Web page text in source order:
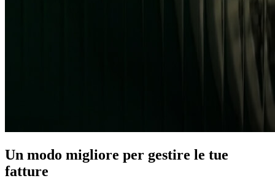
Un modo migliore per gestire le tue
fatture